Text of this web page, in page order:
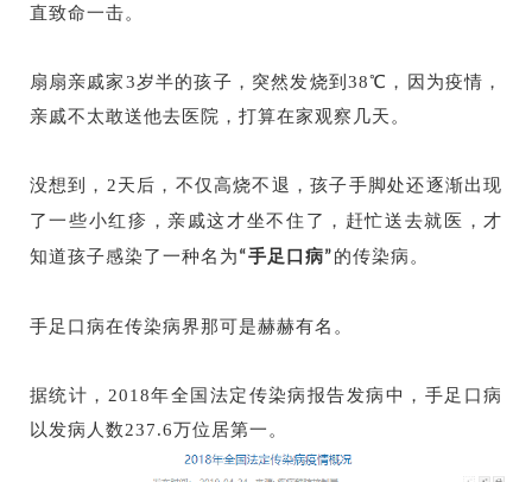
直致命一击。
扇扇亲戚家3岁半的孩子，突然发烧到38℃，因为疫情，
亲戚不太敢送他去医院，打算在家观察几天。
没想到，2天后，不仅高烧不退，孩子手脚处还逐渐出现
了一些小红疹，亲戚这才坐不住了，赶忙送去就医，才
知道孩子感染了一种名为 “手足口病” 的传染病。
手足口病在传染病界那可是赫赫有名。
据统计，2018年全国法定传染病报告发病中，手足口病
以发病人数237.6万位居第一。